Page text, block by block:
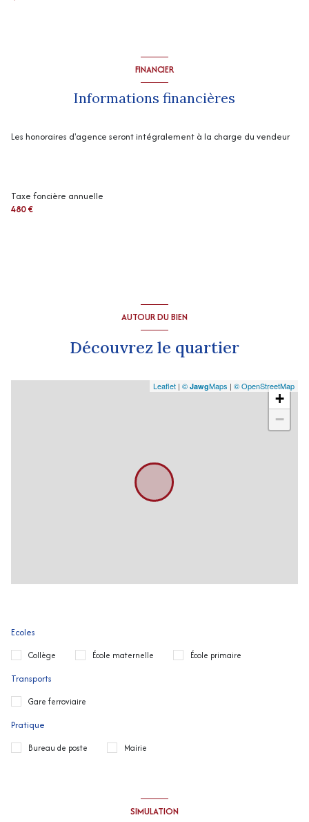
FINANCIER
Informations financières
Les honoraires d'agence seront intégralement à la charge du vendeur
Taxe foncière annuelle
480 €
AUTOUR DU BIEN
Découvrez le quartier
+
−
Leaflet | © JawgMaps | © OpenStreetMap
Ecoles
Collège École maternelle École primaire
Transports
Gare ferroviaire
Pratique
Bureau de poste Mairie
SIMULATION